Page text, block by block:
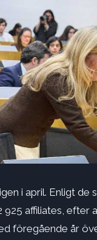
i april. Enligt de
affiliates, efter
föregående år